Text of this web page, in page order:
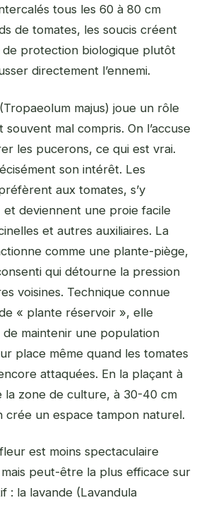
tous les 60 à 80 cm
de tomates, les soucis créent
protection biologique plutôt
directement l’ennemi.
majus) joue un rôle
souvent mal compris. On l’accuse
les pucerons, ce qui est vrai.
son intérêt. Les
aux tomates, s’y
deviennent une proie facile
et autres auxiliaires. La
comme une plante-piège,
qui détourne la pression
voisines. Technique connue
« plante réservoir », elle
de maintenir une population
place même quand les tomates
attaquées. En la plaçant à
la zone de culture, à 30-40 cm
crée un espace tampon naturel.
est moins spectaculaire
peut-être la plus efficace sur
: la lavande (Lavandula